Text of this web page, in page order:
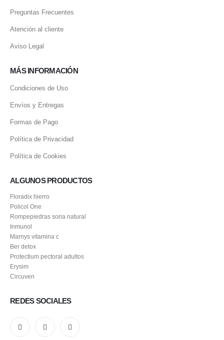
Preguntas Frecuentes
Atención al cliente
Aviso Legal
MÁS INFORMACIÓN
Condiciones de Uso
Envíos y Entregas
Formas de Pago
Política de Privacidad
Política de Cookies
ALGUNOS PRODUCTOS
Floradix hierro
Policol One
Rompepiedras soria natural
Inmunol
Marnys vitamina c
Ber detox
Protectium pectoral adultos
Erysim
Circuven
REDES SOCIALES